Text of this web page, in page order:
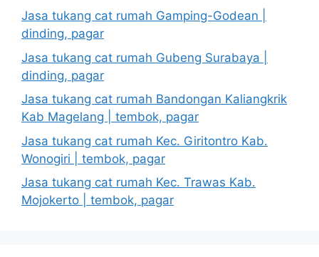
Jasa tukang cat rumah Gamping-Godean |
dinding, pagar
Jasa tukang cat rumah Gubeng Surabaya |
dinding, pagar
Jasa tukang cat rumah Bandongan Kaliangkrik
Kab Magelang | tembok, pagar
Jasa tukang cat rumah Kec. Giritontro Kab.
Wonogiri | tembok, pagar
Jasa tukang cat rumah Kec. Trawas Kab.
Mojokerto | tembok, pagar